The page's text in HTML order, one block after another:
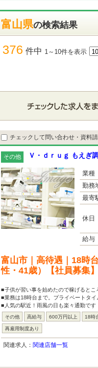
富山県の検索結果
376 件中 1～10件を表示
チェックして問い合わせ・資料
その他 Ｖ・ｄｒｕｇ もえぎ
業種
勤務
最寄
休日
給与
富山市｜高待遇｜18時
性・41歳）【社員募集】
■子供が習い事を始めたので稼げるとこ
■業務は18時台まで。プライベートタイ
■人気の駅近！雨風の日も楽々通勤です
その他 高給与 600万円以上 18時
再雇用制度あり
関連求人： 関連店舗一覧